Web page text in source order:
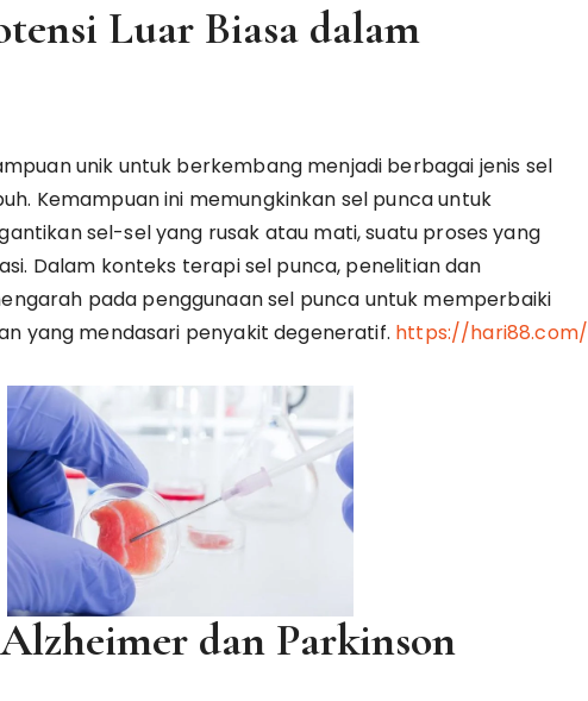
Luar Biasa dalam
unik untuk berkembang menjadi berbagai jenis sel
Kemampuan ini memungkinkan sel punca untuk
sel-sel yang rusak atau mati, suatu proses yang
Dalam konteks terapi sel punca, penelitian dan
pada penggunaan sel punca untuk memperbaiki
yang mendasari penyakit degeneratif. https://hari88.com/
dan Parkinson